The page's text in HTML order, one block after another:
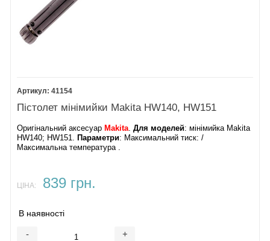
41154
Пістолет мінімийки Makita HW140, HW151
Оригінальний аксесуар Makita .Для моделей: мінімийка Makita
HW140; HW151.
Параметри: Максимальний тиск: /
Максимальна температура .
ЦІНА: 839 грн.
В наявності
- +